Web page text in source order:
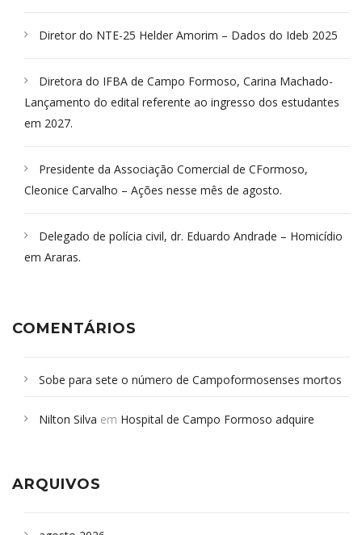
Diretor do NTE-25 Helder Amorim – Dados do Ideb 2025
Diretora do IFBA de Campo Formoso, Carina Machado-
Lançamento do edital referente ao ingresso dos estudantes
em 2027.
Presidente da Associação Comercial de CFormoso,
Cleonice Carvalho – Ações nesse mês de agosto.
Delegado de polícia civil, dr. Eduardo Andrade – Homicídio
em Araras.
COMENTÁRIOS
Sobe para sete o número de Campoformosenses mortos
Campoformosenses que morreram em desabamentos são
Nilton Silva em Hospital de Campo Formoso adquire
ARQUIVOS